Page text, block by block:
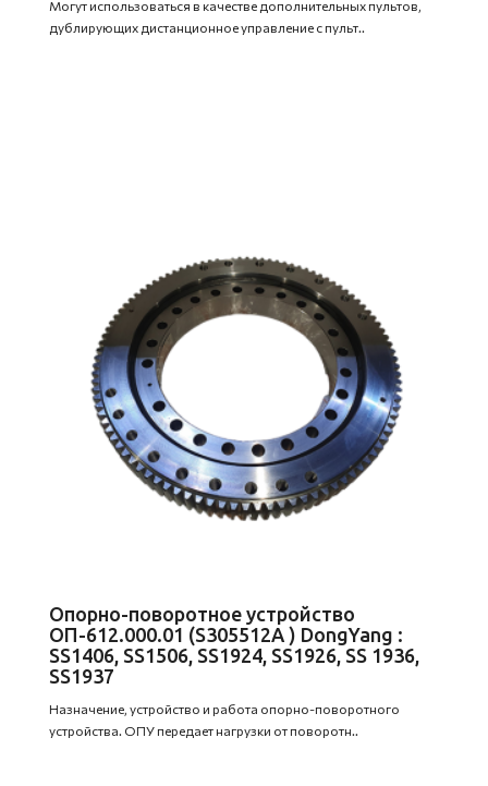
Могут использоваться в качестве дополнительных пультов,
дублирующих дистанционное управление с пульт..
Опорно-поворотное устройство
ОП-612.000.01 (S305512A ) DongYang :
SS1406, SS1506, SS1924, SS1926, SS 1936,
SS1937
Назначение, устройство и работа опорно-поворотного
устройства. ОПУ передает нагрузки от поворотн..